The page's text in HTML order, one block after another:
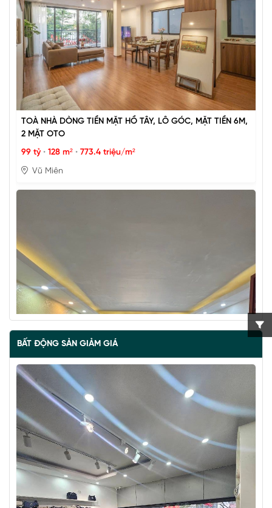
TOÀ NHÀ DÒNG TIỀN MẶT HỒ TÂY, LÔ GÓC, MẶT TIỀN 6M,
2 MẶT OTO
99 tỷ • 128 m² • 773.4 triệu/m²
Vũ Miên
BẤT ĐỘNG SẢN GIẢM GIÁ